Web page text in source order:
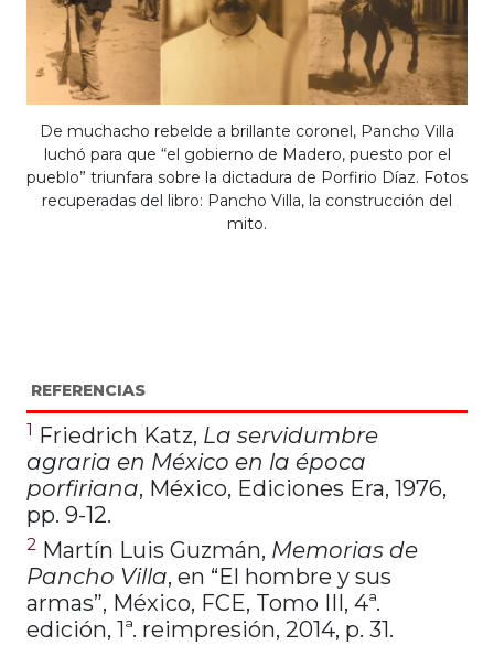
De muchacho rebelde a brillante coronel, Pancho Villa
luchó para que “el gobierno de Madero, puesto por el
pueblo” triunfara sobre la dictadura de Porfirio Díaz. Fotos
recuperadas del libro: Pancho Villa, la construcción del
mito.
REFERENCIAS
1 Friedrich Katz, La servidumbre
agraria en México en la época
porfiriana, México, Ediciones Era, 1976,
pp. 9-12.
2 Martín Luis Guzmán, Memorias de
Pancho Villa, en “El hombre y sus
armas”, México, FCE, Tomo III, 4ª.
edición, 1ª. reimpresión, 2014, p. 31.